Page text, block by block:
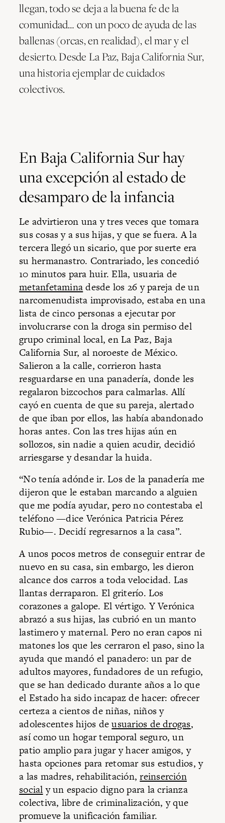
llegan, todo se deja a la buena fe de la
comunidad… con un poco de ayuda de las
ballenas (orcas, en realidad), el mar y el
desierto. Desde La Paz, Baja California Sur,
una historia ejemplar de cuidados
colectivos.
En Baja California Sur hay
una excepción al estado de
desamparo de la infancia
Le advirtieron una y tres veces que tomara
sus cosas y a sus hijas, y que se fuera. A la
tercera llegó un sicario, que por suerte era
su hermanastro. Contrariado, les concedió
10 minutos para huir. Ella, usuaria de
metanfetaminadesde los 26 y pareja de un
narcomenudista improvisado, estaba en una
lista de cinco personas a ejecutar por
involucrarse con la droga sin permiso del
grupo criminal local, en La Paz, Baja
California Sur, al noroeste de México.
Salieron a la calle, corrieron hasta
resguardarse en una panadería, donde les
regalaron bizcochos para calmarlas. Allí
cayó en cuenta de que su pareja, alertado
de que iban por ellos, las había abandonado
horas antes. Con las tres hijas aún en
sollozos, sin nadie a quien acudir, decidió
arriesgarse y desandar la huida.
“No tenía adónde ir. Los de la panadería me
dijeron que le estaban marcando a alguien
que me podía ayudar, pero no contestaba el
teléfono —dice Verónica Patricia Pérez
Rubio—. Decidí regresarnos a la casa”.
A unos pocos metros de conseguir entrar de
nuevo en su casa, sin embargo, les dieron
alcance dos carros a toda velocidad. Las
llantas derraparon. El griterío. Los
corazones a galope. El vértigo. Y Verónica
abrazó a sus hijas, las cubrió en un manto
lastimero y maternal. Pero no eran capos ni
matones los que les cerraron el paso, sino la
ayuda que mandó el panadero: un par de
adultos mayores, fundadores de un refugio,
que se han dedicado durante años a lo que
el Estado ha sido incapaz de hacer: ofrecer
certeza a cientos de niñas, niños y
adolescentes hijos deusuarios de drogas,
así como un hogar temporal seguro, un
patio amplio para jugar y hacer amigos, y
hasta opciones para retomar sus estudios, y
a las madres, rehabilitación,reinserción
socialy un espacio digno para la crianza
colectiva, libre de criminalización, y que
promueve la unificación familiar.